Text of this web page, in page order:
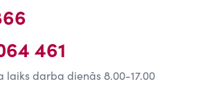
461
laiks darba dienās 8.00-17.00